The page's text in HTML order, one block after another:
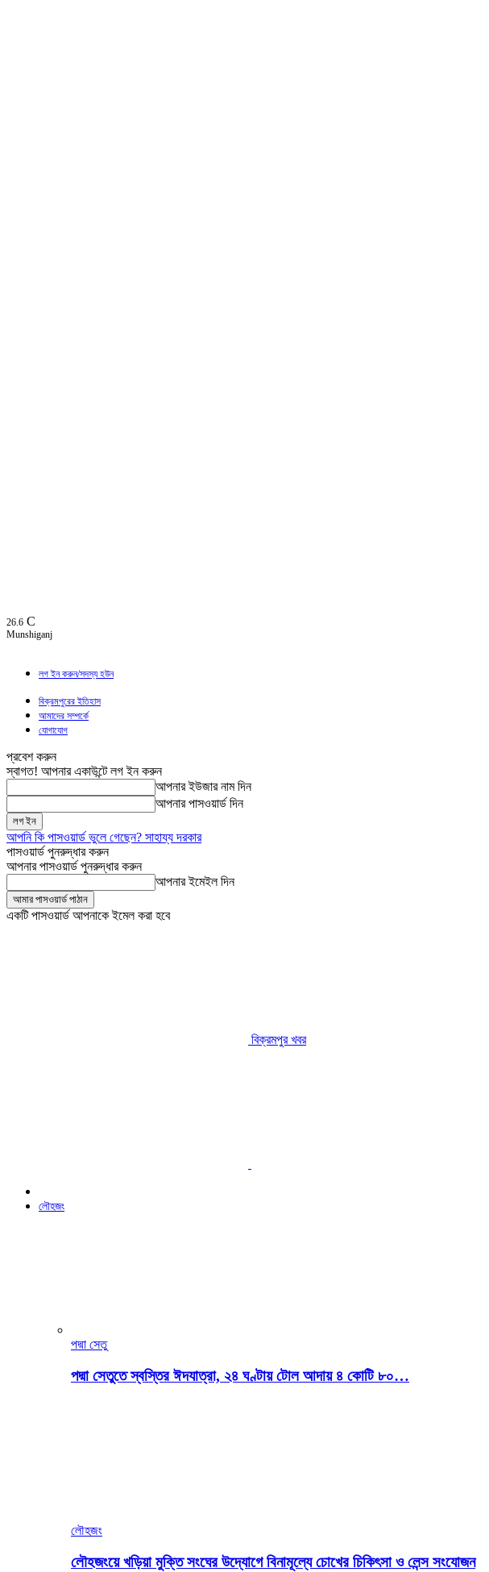
26.6 C
Munshiganj
লগ ইন করুন/সদস্য হউন
বিক্রমপুরের ইতিহাস
আমাদের সম্পর্কে
যোগাযোগ
প্রবেশ করুন
স্বাগত! আপনার একাউন্টে লগ ইন করুন
আপনার ইউজার নাম দিন
আপনার পাসওয়ার্ড দিন
আপনি কি পাসওয়ার্ড ভুলে গেছেন? সাহায্য দরকার
পাসওয়ার্ড পুনরুদ্ধার করুন
আপনার পাসওয়ার্ড পুনরুদ্ধার করুন
আপনার ইমেইল দিন
একটি পাসওয়ার্ড আপনাকে ইমেল করা হবে
বিক্রমপুর খবর
লৌহজং
পদ্মা সেতু
পদ্মা সেতুতে স্বস্তির ঈদযাত্রা, ২৪ ঘণ্টায় টোল আদায় ৪ কোটি ৮০…
লৌহজং
লৌহজংয়ে খড়িয়া মুক্তি সংঘের উদ্যোগে বিনামূল্যে চোখের চিকিৎসা ও লেন্স সংযোজন